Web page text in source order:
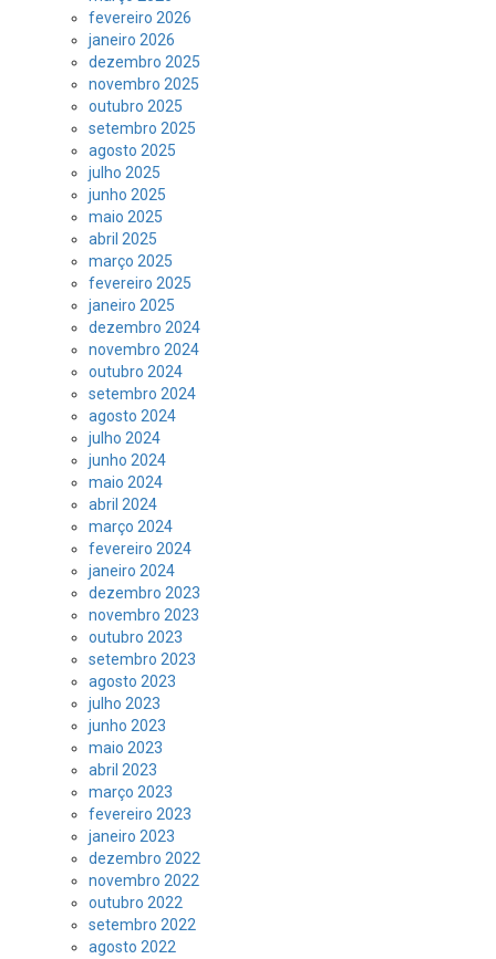
fevereiro 2026
janeiro 2026
dezembro 2025
novembro 2025
outubro 2025
setembro 2025
agosto 2025
julho 2025
junho 2025
maio 2025
abril 2025
março 2025
fevereiro 2025
janeiro 2025
dezembro 2024
novembro 2024
outubro 2024
setembro 2024
agosto 2024
julho 2024
junho 2024
maio 2024
abril 2024
março 2024
fevereiro 2024
janeiro 2024
dezembro 2023
novembro 2023
outubro 2023
setembro 2023
agosto 2023
julho 2023
junho 2023
maio 2023
abril 2023
março 2023
fevereiro 2023
janeiro 2023
dezembro 2022
novembro 2022
outubro 2022
setembro 2022
agosto 2022